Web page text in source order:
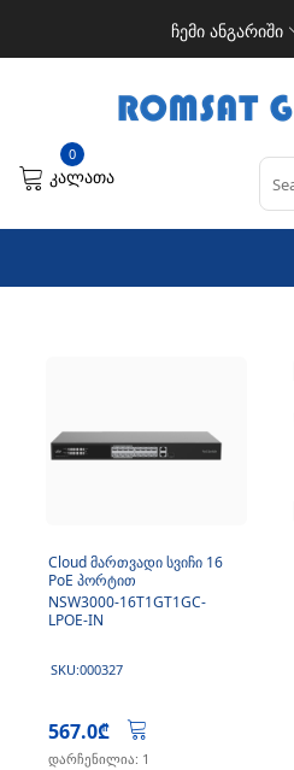
ჩემი ანგარიში
0
კალათა
Cloud მართვადი სვიჩი 16
PoE პორტით
NSW3000-16T1GT1GC-
LPOE-IN
SKU:000327
567.0₾
დარჩენილია: 1